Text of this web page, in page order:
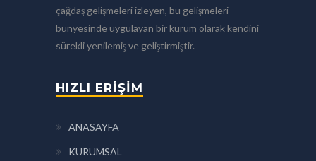
çağdaş gelişmeleri izleyen, bu gelişmeleri
bünyesinde uygulayan bir kurum olarak kendini
sürekli yenilemiş ve geliştirmiştir.
HIZLI ERİŞİM
ANASAYFA
KURUMSAL